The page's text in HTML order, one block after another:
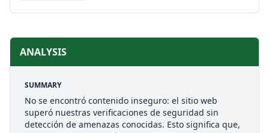
ANALYSIS
SUMMARY
No se encontró contenido inseguro: el sitio web
superó nuestras verificaciones de seguridad sin
detección de amenazas conocidas. Esto significa que,